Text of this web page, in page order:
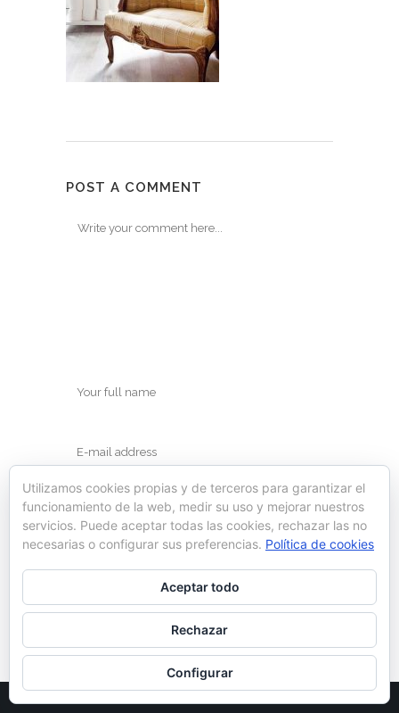
POST A COMMENT
Save my name, email, and website in this
browser for the next time I comment.
Utilizamos cookies propias y de terceros para garantizar el
funcionamiento de la web, medir su uso y mejorar nuestros
servicios. Puede aceptar todas las cookies, rechazar las no
necesarias o configurar sus preferencias. Política de cookies
Aceptar todo
Rechazar
Configurar